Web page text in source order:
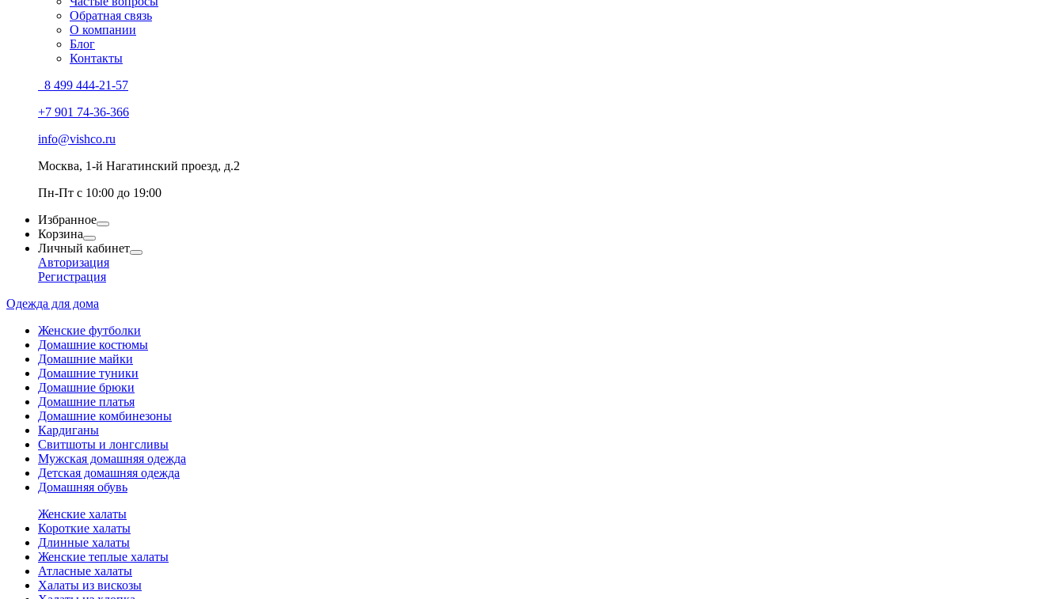
Обратная связь
О компании
Блог
Контакты
8 499 444-21-57
+7 901 74-36-366
info@vishco.ru
Москва, 1-й Нагатинский проезд, д.2
Пн-Пт с 10:00 до 19:00
Избранное
Корзина
Личный кабинет
Авторизация
Регистрация
Одежда для дома
Женские футболки
Домашние костюмы
Домашние майки
Домашние туники
Домашние брюки
Домашние платья
Домашние комбинезоны
Кардиганы
Свитшоты и лонгсливы
Мужская домашняя одежда
Детская домашняя одежда
Домашняя обувь
Женские халаты
Короткие халаты
Длинные халаты
Женские теплые халаты
Атласные халаты
Халаты из вискозы